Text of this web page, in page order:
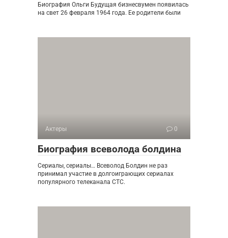
Биография Ольги Будущая бизнесвумен появилась
на свет 26 февраля 1964 года. Ее родители были
Актеры 0
Биография всеволода болдина
Сериалы, сериалы… Всеволод Болдин не раз
принимал участие в долгоиграющих сериалах
популярного телеканала СТС.